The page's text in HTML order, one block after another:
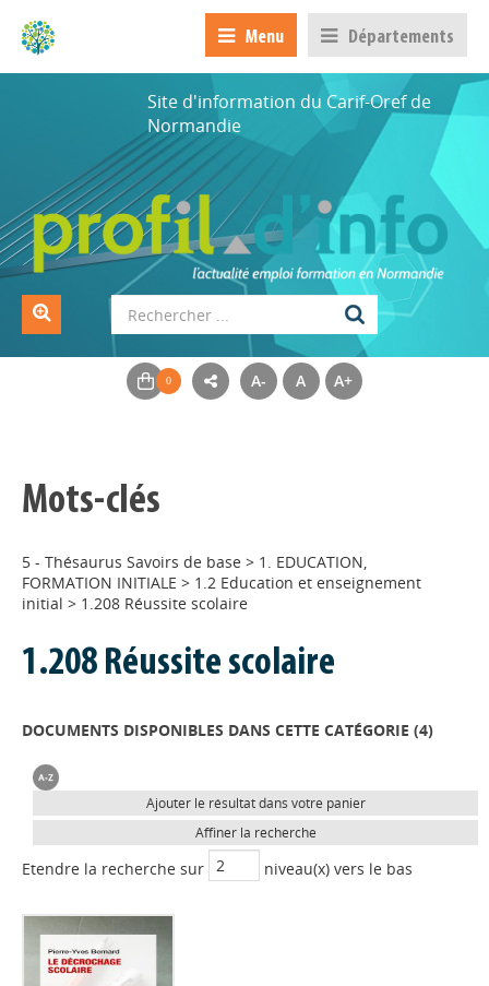
Menu Départements
Site d'information du Carif-Oref de
Normandie
A- A A+
Mots-clés
5 - Thésaurus Savoirs de base > 1. EDUCATION,
FORMATION INITIALE > 1.2 Education et enseignement
initial > 1.208 Réussite scolaire
1.208 Réussite scolaire
DOCUMENTS DISPONIBLES DANS CETTE CATÉGORIE (4)
Ajouter le résultat dans votre panier
Affiner la recherche
Etendre la recherche sur niveau(x) vers le bas